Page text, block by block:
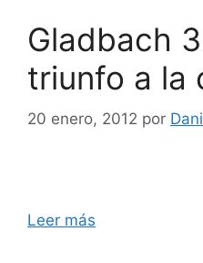
Gladbach
triunfo a la
20 enero, 2012 por
Leer más